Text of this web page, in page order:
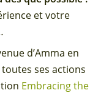
et votre
d’Amma en
ses actions
Embracing the